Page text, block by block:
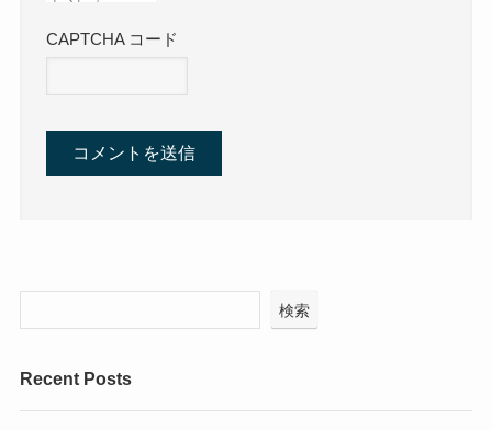
CAPTCHA コード
検索
Recent Posts